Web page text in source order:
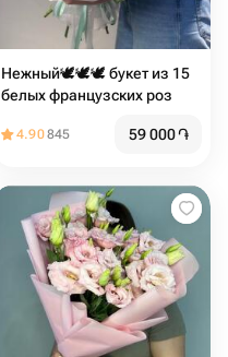
Нежный🕊️🕊️🕊️ букет из 15
белых французских роз
4.90845 59 000֏